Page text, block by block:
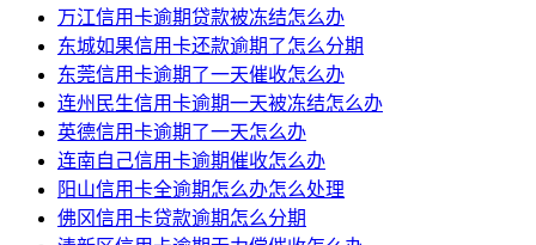
万江信用卡逾期贷款被冻结怎么办
东城如果信用卡还款逾期了怎么分期
东莞信用卡逾期了一天催收怎么办
连州民生信用卡逾期一天被冻结怎么办
英德信用卡逾期了一天怎么办
连南自己信用卡逾期催收怎么办
阳山信用卡全逾期怎么办怎么处理
佛冈信用卡贷款逾期怎么分期